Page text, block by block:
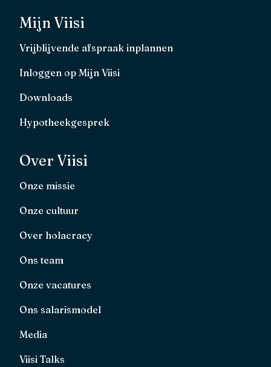
Mijn Viisi
Vrijblijvende afspraak inplannen
Inloggen op Mijn Viisi
Downloads
Hypotheekgesprek
Over Viisi
Onze missie
Onze cultuur
Over holacracy
Ons team
Onze vacatures
Ons salarismodel
Media
Viisi Talks